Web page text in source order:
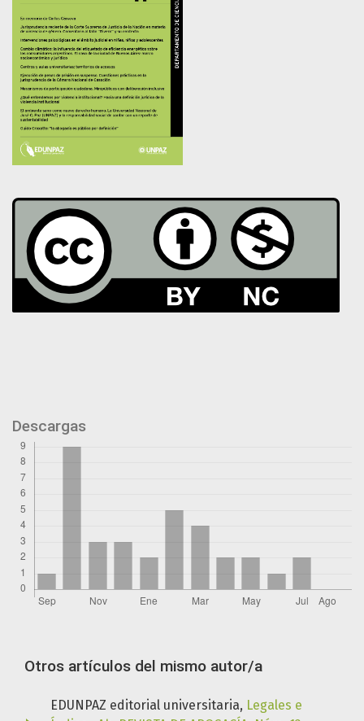
Descargas
Otros artículos del mismo autor/a
EDUNPAZ editorial universitaria, Legales e